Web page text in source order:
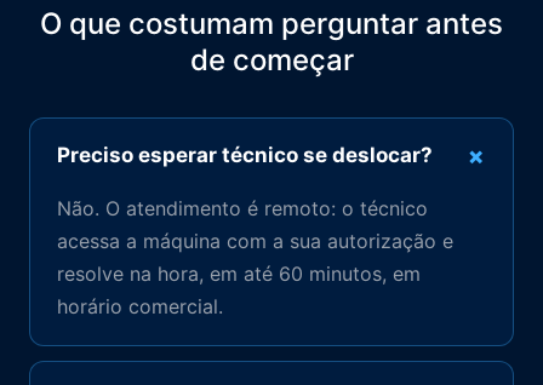
O que costumam perguntar antes
de começar
Preciso esperar técnico se deslocar? +
Não. O atendimento é remoto: o técnico
acessa a máquina com a sua autorização e
resolve na hora, em até 60 minutos, em
horário comercial.